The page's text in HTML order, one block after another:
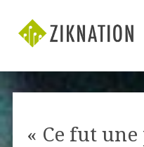
« Ce fut